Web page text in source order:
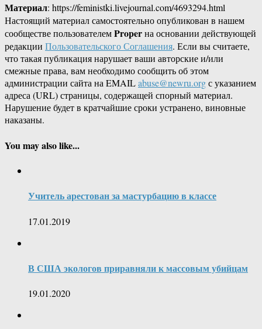
Материал: https://feministki.livejournal.com/4693294.html
Настоящий материал самостоятельно опубликован в нашем
сообществе пользователемProperна основании действующей
редакции Пользовательского Соглашения. Если вы считаете,
что такая публикация нарушает ваши авторские и/или
смежные права, вам необходимо сообщить об этом
администрации сайта на EMAILabuse@newru.orgс указанием
адреса (URL) страницы, содержащей спорный материал.
Нарушение будет в кратчайшие сроки устранено, виновные
наказаны.
You may also like...
Учитель арестован за мастурбацию в классе
17.01.2019
В США экологов приравняли к массовым убийцам
19.01.2020